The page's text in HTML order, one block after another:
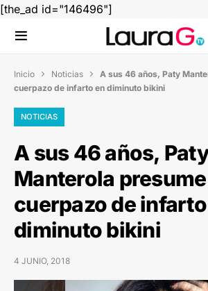
[the_ad id="146496"]
Inicio  Noticias  A sus 46 años, Paty
cuerpazo de infarto en diminuto bikini
NOTICIAS
A sus 46 años,
Manterola presume
cuerpazo de
diminuto bikini
4 JUNIO, 2018